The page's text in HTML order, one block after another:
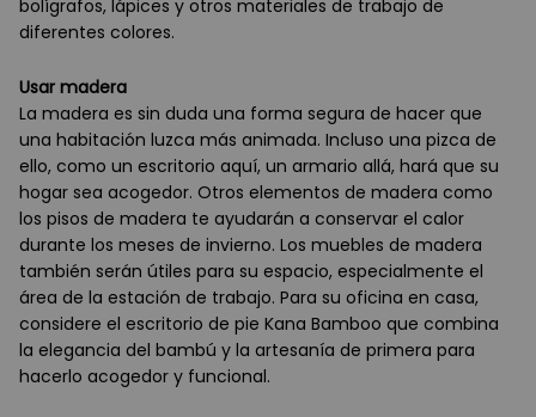
bolígrafos, lápices y otros materiales de trabajo de
diferentes colores.
Usar madera
La madera es sin duda una forma segura de hacer que
una habitación luzca más animada. Incluso una pizca de
ello, como un escritorio aquí, un armario allá, hará que su
hogar sea acogedor. Otros elementos de madera como
los pisos de madera te ayudarán a conservar el calor
durante los meses de invierno. Los muebles de madera
también serán útiles para su espacio, especialmente el
área de la estación de trabajo. Para su oficina en casa,
considere el escritorio de pie Kana Bamboo que combina
la elegancia del bambú y la artesanía de primera para
hacerlo acogedor y funcional.